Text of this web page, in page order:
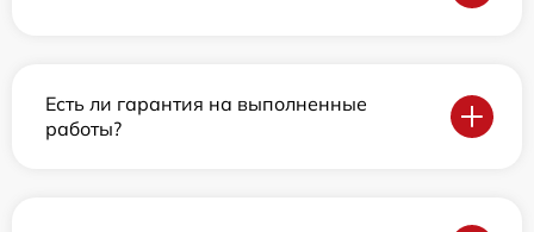
Есть ли гарантия на выполненные
работы?